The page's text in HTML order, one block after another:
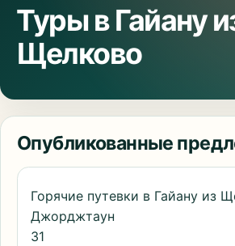
Туры в Гайану
Щелково
Опубликованные
Горячие путевки в Гайану из
Джорджтаун
31